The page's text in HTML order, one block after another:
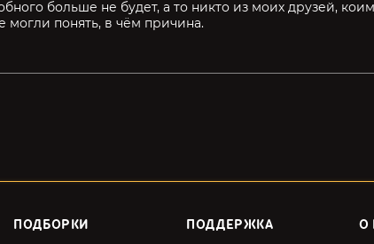
больше не будет, а то никто из моих друзей,
могли понять, в чём причина.
ПОДБОРКИ ПОДДЕРЖКА О